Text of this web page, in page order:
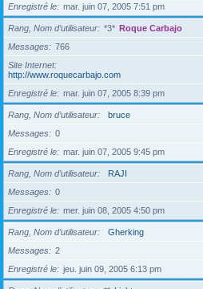
Enregistré le
mar. juin 07, 2005 7:51 pm
Rang, Nom d’utilisateur *3* Roque Carbajo
Messages
766
Site Internet
http://www.roquecarbajo.com
Enregistré le
mar. juin 07, 2005 8:39 pm
Rang, Nom d’utilisateur
bruce
Messages
0
Enregistré le
mar. juin 07, 2005 9:45 pm
Rang, Nom d’utilisateur
RAJI
Messages
0
Enregistré le
mer. juin 08, 2005 4:50 pm
Rang, Nom d’utilisateur
Gherking
Messages
2
Enregistré le
jeu. juin 09, 2005 6:13 pm